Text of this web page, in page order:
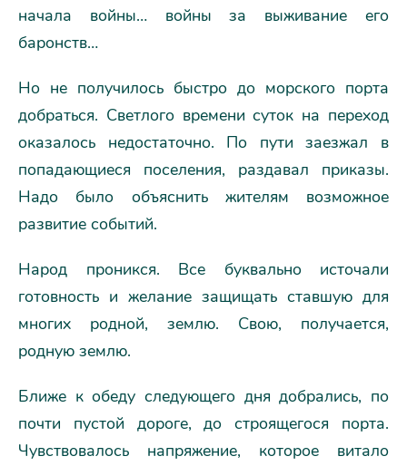
начала войны… войны за выживание его
баронств…
Но не получилось быстро до морского порта
добраться. Светлого времени суток на переход
оказалось недостаточно. По пути заезжал в
попадающиеся поселения, раздавал приказы.
Надо было объяснить жителям возможное
развитие событий.
Народ проникся. Все буквально источали
готовность и желание защищать ставшую для
многих родной, землю. Свою, получается,
родную землю.
Ближе к обеду следующего дня добрались, по
почти пустой дороге, до строящегося порта.
Чувствовалось напряжение, которое витало